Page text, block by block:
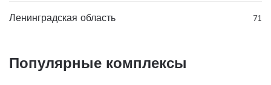
Ленинградская область 71
Популярные комплексы